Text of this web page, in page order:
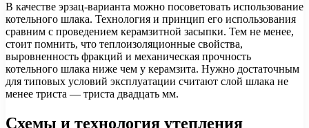
В качестве эрзац-варианта можно посоветовать использование
котельного шлака. Технология и принцип его использования
сравним с проведением керамзитной засыпки. Тем не менее,
стоит помнить, что теплоизоляционные свойства,
выровненность фракций и механическая прочность
котельного шлака ниже чем у керамзита. Нужно достаточным
для типовых условий эксплуатации считают слой шлака не
менее триста — триста двадцать мм.
Схемы и технология утепления